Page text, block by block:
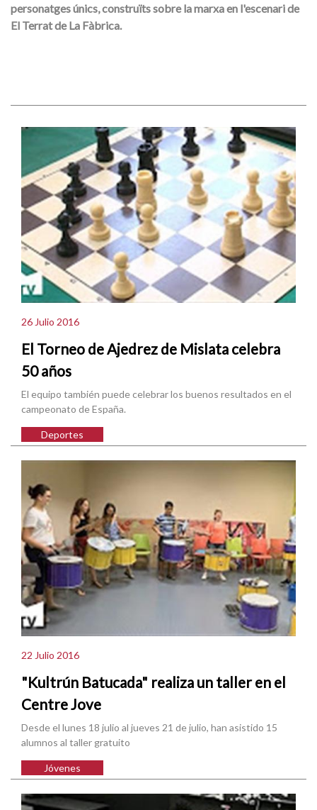
personatges únics, construïts sobre la marxa en l'escenari de
El Terrat de La Fàbrica.
26 Julio 2016
El Torneo de Ajedrez de Mislata celebra
50 años
El equipo también puede celebrar los buenos resultados en el
campeonato de España.
Deportes
22 Julio 2016
"Kultrún Batucada" realiza un taller en el
Centre Jove
Desde el lunes 18 julio al jueves 21 de julio, han asistido 15
alumnos al taller gratuito
Jóvenes